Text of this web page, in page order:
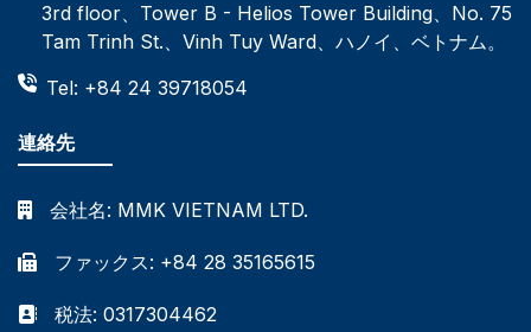
3rd floor、Tower B - Helios Tower Building、No. 75
Tam Trinh St.、Vinh Tuy Ward、ハノイ、ベトナム。
Tel: +84 24 39718054
連絡先
会社名: MMK VIETNAM LTD.
ファックス: +84 28 35165615
税法: 0317304462